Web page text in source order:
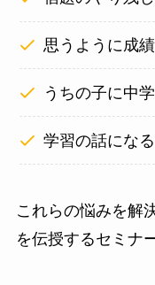
思うように成
うちの子に中
学習の話にな
これらの悩みを解
を伝授するセミナ